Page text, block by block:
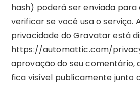
hash) poderá ser enviada
verificar se você usa o serviço.
privacidade do Gravatar está
https://automattic.com/
aprovação do seu comentário,
fica visível publicamente junto